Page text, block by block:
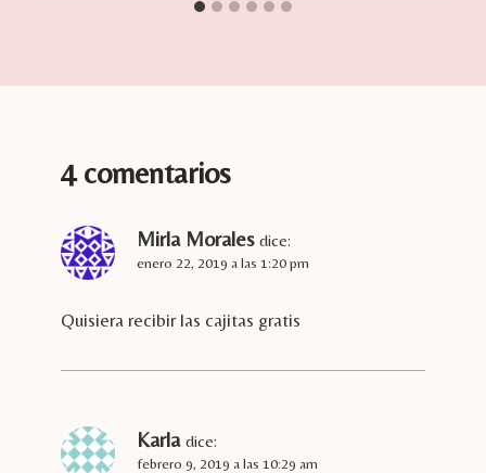
4 comentarios
Mirla Morales dice:
enero 22, 2019 a las 1:20 pm
Quisiera recibir las cajitas gratis
Karla dice:
febrero 9, 2019 a las 10:29 am